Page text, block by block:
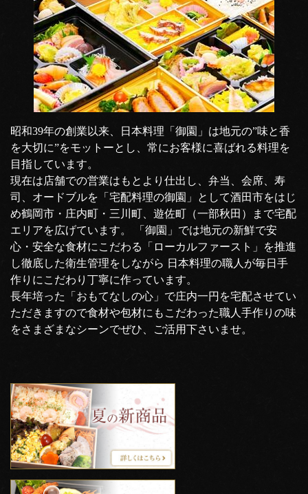
昭和39年の創業以来、日本料理「御園」は地元の”味と香
を大切に”をモットーとし、常にお客様に喜ばれる料理を
目指しています。
現在は店舗での営業はもとより仕出し、弁当、会席、寿
司、オードブルを「宅配料理の御園」として酒田市をはじ
め鶴岡市・庄内町・三川町、遊佐町（一部秋田）まで宅配
エリアを広げています。 「御園」では地元の新鮮で安
心・安全な食材にこだわる「ローカルファースト」を推進
し徹底した衛生管理をしながら 日本料理の職人が毎日手
作りにこだわり丁寧に作っています。
長年培った「おもてなしの心」で庄内一円を宅配させてい
ただきますので食材や包材にもこだわった職人手作りの味
をさまざまなシーンでぜひ、ご活用下さいませ。